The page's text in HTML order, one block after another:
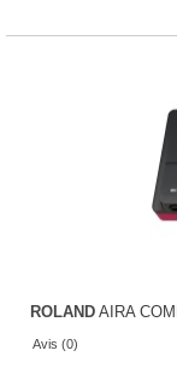
ROLAND AIRA
Avis (0)